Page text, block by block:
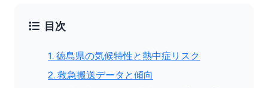
目次
1. 徳島県の気候特性と熱中症リスク
2. 救急搬送データと傾向